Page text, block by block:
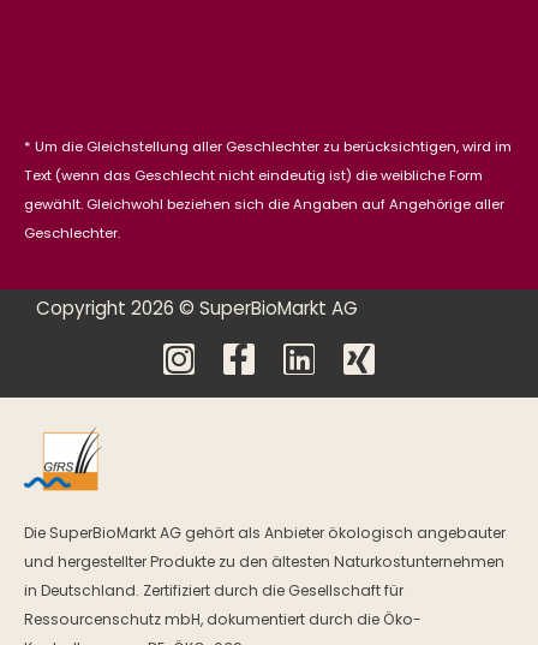
* Um die Gleichstellung aller Geschlechter zu berücksichtigen, wird im
Text (wenn das Geschlecht nicht eindeutig ist) die weibliche Form
gewählt. Gleichwohl beziehen sich die Angaben auf Angehörige aller
Geschlechter.
Copyright 2026 © SuperBioMarkt AG
Die SuperBioMarkt AG gehört als Anbieter ökologisch angebauter
und hergestellter Produkte zu den ältesten Naturkostunternehmen
in Deutschland. Zertifiziert durch die Gesellschaft für
Ressourcenschutz mbH, dokumentiert durch die Öko-